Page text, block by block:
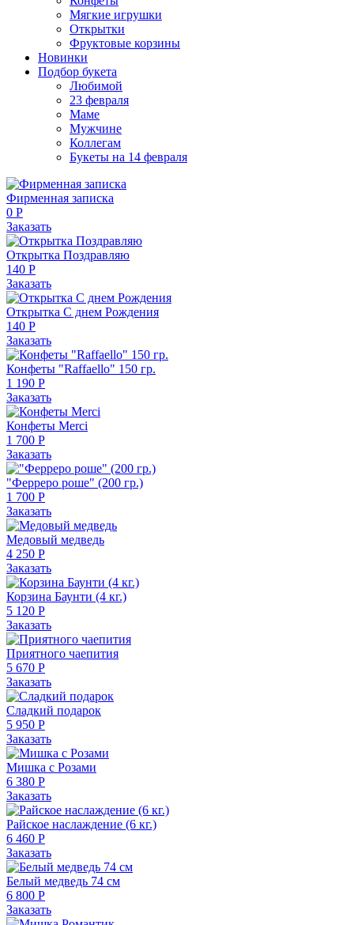
Мягкие игрушки
Открытки
Фруктовые корзины
Новинки
Подбор букета
Любимой
23 февраля
Маме
Мужчине
Коллегам
Букеты на 14 февраля
Фирменная записка
0 Р
Заказать
Открытка Поздравляю
140 Р
Заказать
Открытка С днем Рождения
140 Р
Заказать
Конфеты "Raffaello" 150 гр.
1 190 Р
Заказать
Конфеты Merci
1 700 Р
Заказать
"Ферреро роше" (200 гр.)
1 700 Р
Заказать
Медовый медведь
4 250 Р
Заказать
Корзина Баунти (4 кг.)
5 120 Р
Заказать
Приятного чаепития
5 670 Р
Заказать
Сладкий подарок
5 950 Р
Заказать
Мишка с Розами
6 380 Р
Заказать
Райское наслаждение (6 кг.)
6 460 Р
Заказать
Белый медведь 74 см
6 800 Р
Заказать